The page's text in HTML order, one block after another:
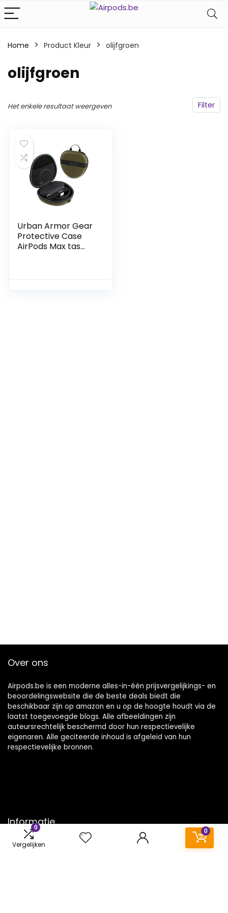
0
Vergelijken
0
Home Product Kleur ‎olijfgroen
‎olijfgroen
Filter
Het enkele resultaat weergeven
Urban Armor Gear
Protective Case
AirPods Max tas
Over ons
Airpods.be is een moderne alles-in-één prijsvergelijkings- en
beoordelingswebsite die de beste deals biedt die
beschikbaar zijn op amazon en u op de hoogte houdt via de
laatst toegevoegde blogs. Alle afbeeldingen zijn
auteursrechtelijk beschermd door hun respectievelijke
eigenaren. Alle geciteerde inhoud is afgeleid van hun
respectievelijke bronnen.
Informatie
Contact